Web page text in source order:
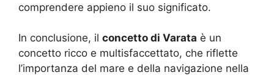
comprendere appieno il suo significato.
In conclusione, il concetto di Varata è un
concetto ricco e multisfaccettato, che riflette
l’importanza del mare e della navigazione nella